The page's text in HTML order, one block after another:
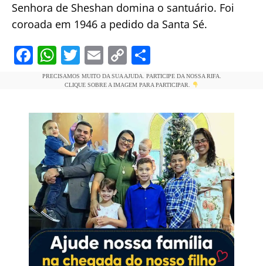
Senhora de Sheshan domina o santuário. Foi
coroada em 1946 a pedido da Santa Sé.
F
a
e
b
o
k
W
h
at
s
A
p
p
T
w
itt
er
E
m
ai
l
C
o
p
y
Li
n
k
h
ar
e
PRECISAMOS MUITO DA SUA AJUDA. PARTICIPE DA NOSSA RIFA.
CLIQUE SOBRE A IMAGEM PARA PARTICIPAR.